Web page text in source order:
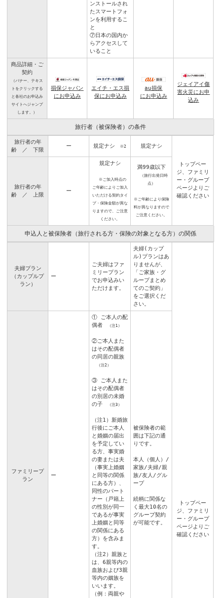
ンストールされ
たスマートフォ
ンを利用するこ
と
⑦日本の国内か
らアクセスして
いること
商品詳細・ご
契約
（バナー、テキス
トをクリックする
と各社のお申込み
サイトへジャンプ
します。）
損保ジャパン
にお申込み
エイチ・エス損
保にお申込み
au損保
にお申込み
ジェイアイ傷
害火災にお申
込み
旅行者（被保険者）の条件
旅行者の年
齢 ／ 下限
ー 規定ナシ ※2 規定ナシ
トップペー
ジ、 ファミリ
ー・グループ
ページよりご
確認ください
旅行者の年
齢 ／ 上限
ー
規定ナシ
※ご加入時点の
ご年齢によりご加入
いただける契約タイ
プ・保険金額が異な
りますので、ご注意
ください。
満99歳以下
（旅行出発日時
点）
※ご年齢により保険
料が異なりますので
ご注意ください。
申込人と被保険者（旅行される方・保険の対象となる方）の関係
夫婦プラン
（カップルプ
ラン）
ー
ご夫婦はファ
ミリープラン
でお申込みい
ただけます。
夫婦(カップ
ル)プランはあ
りませんが、
「ご家族・グ
ループまとめ
てのご契約」
をご選択くだ
さい。
トップペー
ジ、 ファミリ
ー・グループ
ページよりご
確認ください
ファミリープ
ラン
ー
① ご本人の配
偶者
（注1）
②ご本人また
はその配偶者
の同居の親族
（注2）
③ ご本人また
はその配偶者
の別居の未婚
の子
（注3）
（注1）新婚旅
行後にご本人
と婚姻の届出
を予定してい
る方、事実婚
の妻または夫
（事実上婚姻
と同等の関係
にある方）、
同性のパート
ナー（戸籍上
の性別が同一
であるが事実
上婚姻と同等
の関係にある
方）を含みま
す。
（注2）親族と
は、6親等内の
血族および3親
等内の姻族を
いいます。
（例：両親や
被保険者の範
囲は下記の通
りです。
本人（個人）/
家族/夫婦/親
族/友人/グル
ープ
続柄に関係な
く最大10名の
グループ契約
が可能です。